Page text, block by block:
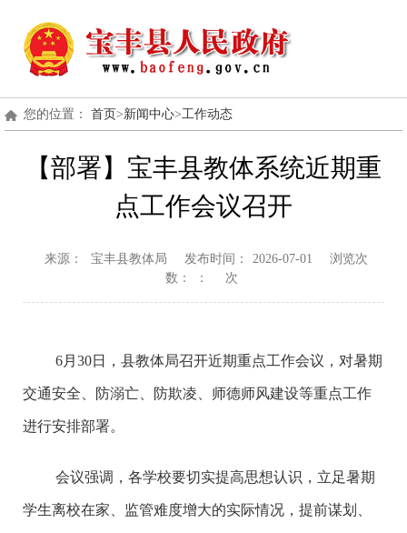
您的位置： 首页>新闻中心>工作动态
【部署】宝丰县教体系统近期重
点工作会议召开
来源： 宝丰县教体局 发布时间： 2026-07-01
浏览次
数：
： 次
6月30日，县教体局召开近期重点工作会议，对暑期
交通安全、防溺亡、防欺凌、师德师风建设等重点工作
进行安排部署。
会议强调，各学校要切实提高思想认识，立足暑期
学生离校在家、监管难度增大的实际情况，提前谋划、